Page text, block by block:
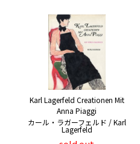
Karl Lagerfeld Creationen Mit
Anna Piaggi
カール・ラガーフェルド / Karl
Lagerfeld